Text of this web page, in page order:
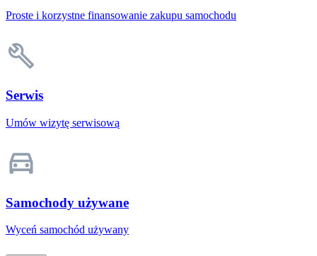
Proste i korzystne finansowanie zakupu samochodu
Serwis
Umów wizytę serwisową
Samochody używane
Wyceń samochód używany